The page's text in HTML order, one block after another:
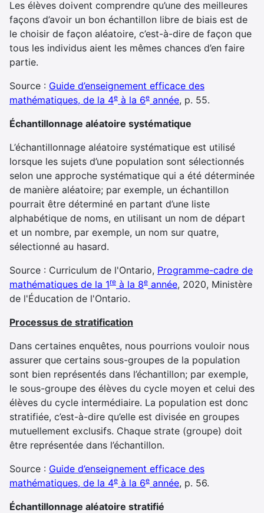
Les élèves doivent comprendre qu’une des meilleures
façons d’avoir un bon échantillon libre de biais est de
le choisir de façon aléatoire, c’est-à-dire de façon que
tous les individus aient les mêmes chances d’en faire
partie.
Source : Guide d’enseignement efficace des
mathématiques, de la 4e à la 6e année, p. 55.
Échantillonnage aléatoire systématique
L’échantillonnage aléatoire systématique est utilisé
lorsque les sujets d’une population sont sélectionnés
selon une approche systématique qui a été déterminée
de manière aléatoire; par exemple, un échantillon
pourrait être déterminé en partant d’une liste
alphabétique de noms, en utilisant un nom de départ
et un nombre, par exemple, un nom sur quatre,
sélectionné au hasard.
Source : Curriculum de l'Ontario, Programme-cadre de
mathématiques de la 1re à la 8e année, 2020, Ministère
de l'Éducation de l'Ontario.
Processus de stratification
Dans certaines enquêtes, nous pourrions vouloir nous
assurer que certains sous-groupes de la population
sont bien représentés dans l’échantillon; par exemple,
le sous-groupe des élèves du cycle moyen et celui des
élèves du cycle intermédiaire. La population est donc
stratifiée, c’est-à-dire qu’elle est divisée en groupes
mutuellement exclusifs. Chaque strate (groupe) doit
être représentée dans l’échantillon.
Source : Guide d’enseignement efficace des
mathématiques, de la 4e à la 6e année, p. 56.
Échantillonnage aléatoire stratifié